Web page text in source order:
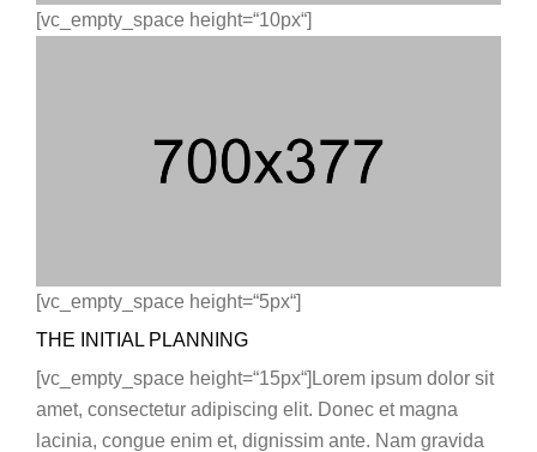
[vc_empty_space height=“10px“]
[vc_empty_space height=“5px“]
THE INITIAL PLANNING
[vc_empty_space height=“15px“]Lorem ipsum dolor sit
amet, consectetur adipiscing elit. Donec et magna
lacinia, congue enim et, dignissim ante. Nam gravida